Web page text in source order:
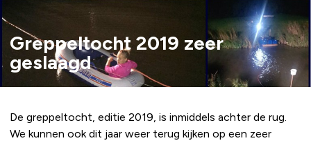
Greppeltocht 2019 zeer
geslaagd
De greppeltocht, editie 2019, is inmiddels achter de rug.
We kunnen ook dit jaar weer terug kijken op een zeer